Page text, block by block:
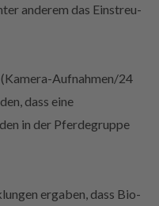
anderem das Einstreu-
Aufnahmen/24
dass eine
in der Pferdegruppe
ergaben, dass Bio-